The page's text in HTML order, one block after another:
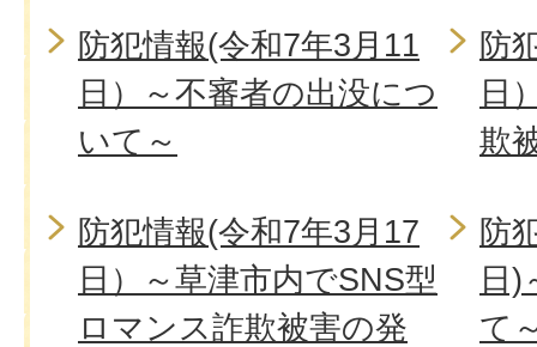
防犯情報(令和7年3月11
日）～不審者の出没につ
いて～
防
日
欺
防犯情報(令和7年3月17
日）～草津市内でSNS型
ロマンス詐欺被害の発
防
日)
て